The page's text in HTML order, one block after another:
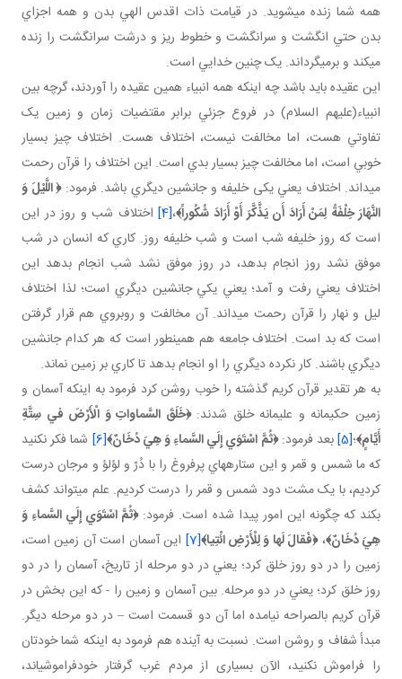
همه شما زنده مي شويد. در قيامت ذات اقدس الهي بدن و همه اجزاي
بدن حتي انگشت و سرانگشت و خطوط ريز و درشت سرانگشت را زنده
مي کند و برمي گرداند. يک چنين خدايي است.
اين عقيده بايد باشد چه اينکه همه انبياء همين عقيده را آوردند، گرچه بين
انبياء(عليهم السلام) در فروع جزئي برابر مقتضيات زمان و زمين يک
تفاوتي هست، اما مخالفت نيست، اختلاف هست. اختلاف چيز بسيار
خوبي است، اما مخالفت چيز بسيار بدي است. اين اختلاف را قرآن رحمت
مي داند. اختلاف يعني يکی خليفه و جانشين ديگري باشد. فرمود:﴿اللَّيْلَ وَ
النَّهَارَ خِلْفَةً لِمَنْ أَرَادَ أَن يَذَّكَّرَ أَوْ أَرَادَ شُكُوراً﴾،[4]
اختلاف شب و روز در اين
است که روز خليفه شب است و شب خليفه روز. کاري که انسان در شب
موفق نشد روز انجام بدهد، در روز موفق نشد شب انجام بدهد اين
اختلاف يعني رفت و آمد؛ يعني يکي جانشين ديگري است؛ لذا اختلاف
ليل و نهار را قرآن رحمت مي داند. آن مخالفت و روبروي هم قرار گرفتن
است که بد است. اختلاف جامعه هم همين طور است که هر کدام جانشين
ديگري باشند. کار نکرده ديگري را او انجام بدهد تا کاري بر زمين نماند.
به هر تقدير قرآن کريم گذشته را خوب روشن کرد فرمود به اينکه آسمان و
زمين حکيمانه و عليمانه خلق شدند:﴿خَلَقَ السَّماواتِ وَ الْأَرْضَ في‏ سِتَّةِ
أَيَّامٍ﴾؛[5] بعد فرمود:﴿ثُمَّ اسْتَوَي إِلَي السَّماءِ وَ هِيَ دُخَانٌ﴾[6]
شما فکر نکنيد
که ما شمس و قمر و اين ستاره هاي پرفروغ را با دُرّ و لؤلؤ و مرجان درست
کرديم، با يک مشت دود شمس و قمر را درست کرديم. علم مي تواند کشف
بکند که چگونه اين امور پيدا شده است. فرمود:﴿ثُمَّ اسْتَوَي إِلَي السَّماءِ وَ
هِيَ دُخَانٌ﴾،﴿فَقالَ لَها وَ لِلْأَرْضِ ائْتِيا﴾[7]
اين آسمان است آن زمين است،
زمين را در دو روز خلق کرد؛ يعني در دو مرحله از تاريخ، آسمان را در دو
روز خلق کرد؛ يعني در دو مرحله. بين آسمان و زمين را - که اين بخش در
قرآن کريم بالصراحه نيامده اما آن دو قسمت است – در دو مرحله ديگر.
مبدأ شفاف و روشن است. نسبت به آينده هم فرمود به اينکه شما خودتان
را فراموش نکنيد، الآن بسياری از مردم غرب گرفتار خودفراموشي اند،